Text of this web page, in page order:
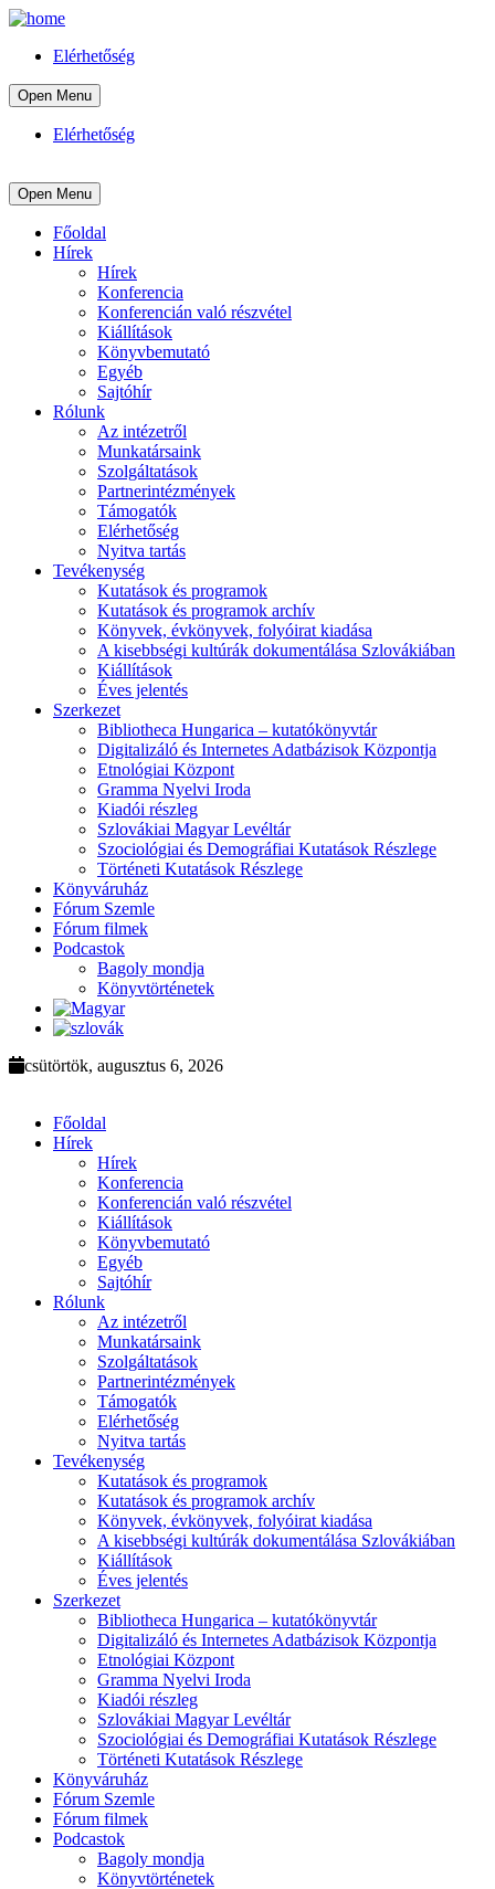
Elérhetőség
Open Menu
Elérhetőség
Open Menu
Főoldal
Hírek
Hírek
Konferencia
Konferencián való részvétel
Kiállítások
Könyvbemutató
Egyéb
Sajtóhír
Rólunk
Az intézetről
Munkatársaink
Szolgáltatások
Partnerintézmények
Támogatók
Elérhetőség
Nyitva tartás
Tevékenység
Kutatások és programok
Kutatások és programok archív
Könyvek, évkönyvek, folyóirat kiadása
A kisebbségi kultúrák dokumentálása Szlovákiában
Kiállítások
Éves jelentés
Szerkezet
Bibliotheca Hungarica – kutatókönyvtár
Digitalizáló és Internetes Adatbázisok Központja
Etnológiai Központ
Gramma Nyelvi Iroda
Kiadói részleg
Szlovákiai Magyar Levéltár
Szociológiai és Demográfiai Kutatások Részlege
Történeti Kutatások Részlege
Könyváruház
Fórum Szemle
Fórum filmek
Podcastok
Bagoly mondja
Könyvtörténetek
csütörtök, augusztus 6, 2026
Főoldal
Hírek
Hírek
Konferencia
Konferencián való részvétel
Kiállítások
Könyvbemutató
Egyéb
Sajtóhír
Rólunk
Az intézetről
Munkatársaink
Szolgáltatások
Partnerintézmények
Támogatók
Elérhetőség
Nyitva tartás
Tevékenység
Kutatások és programok
Kutatások és programok archív
Könyvek, évkönyvek, folyóirat kiadása
A kisebbségi kultúrák dokumentálása Szlovákiában
Kiállítások
Éves jelentés
Szerkezet
Bibliotheca Hungarica – kutatókönyvtár
Digitalizáló és Internetes Adatbázisok Központja
Etnológiai Központ
Gramma Nyelvi Iroda
Kiadói részleg
Szlovákiai Magyar Levéltár
Szociológiai és Demográfiai Kutatások Részlege
Történeti Kutatások Részlege
Könyváruház
Fórum Szemle
Fórum filmek
Podcastok
Bagoly mondja
Könyvtörténetek